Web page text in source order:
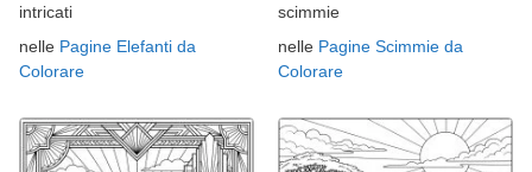
intricati
nelle Pagine Elefanti da
Colorare
scimmie
nelle Pagine Scimmie da
Colorare